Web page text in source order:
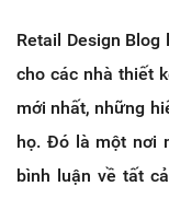
Retail Design
cho các nhà thiết
mới nhất, những
họ. Đó là một nơi
bình luận về tất